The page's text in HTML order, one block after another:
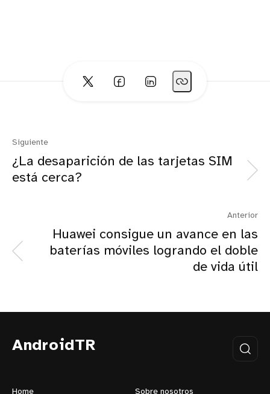
Siguiente
¿La desaparición de las tarjetas SIM
está cerca?
Anterior
Huawei consigue un avance en las
baterías móviles logrando el doble
de vida útil
AndroidTR
Home Sobre nosotros